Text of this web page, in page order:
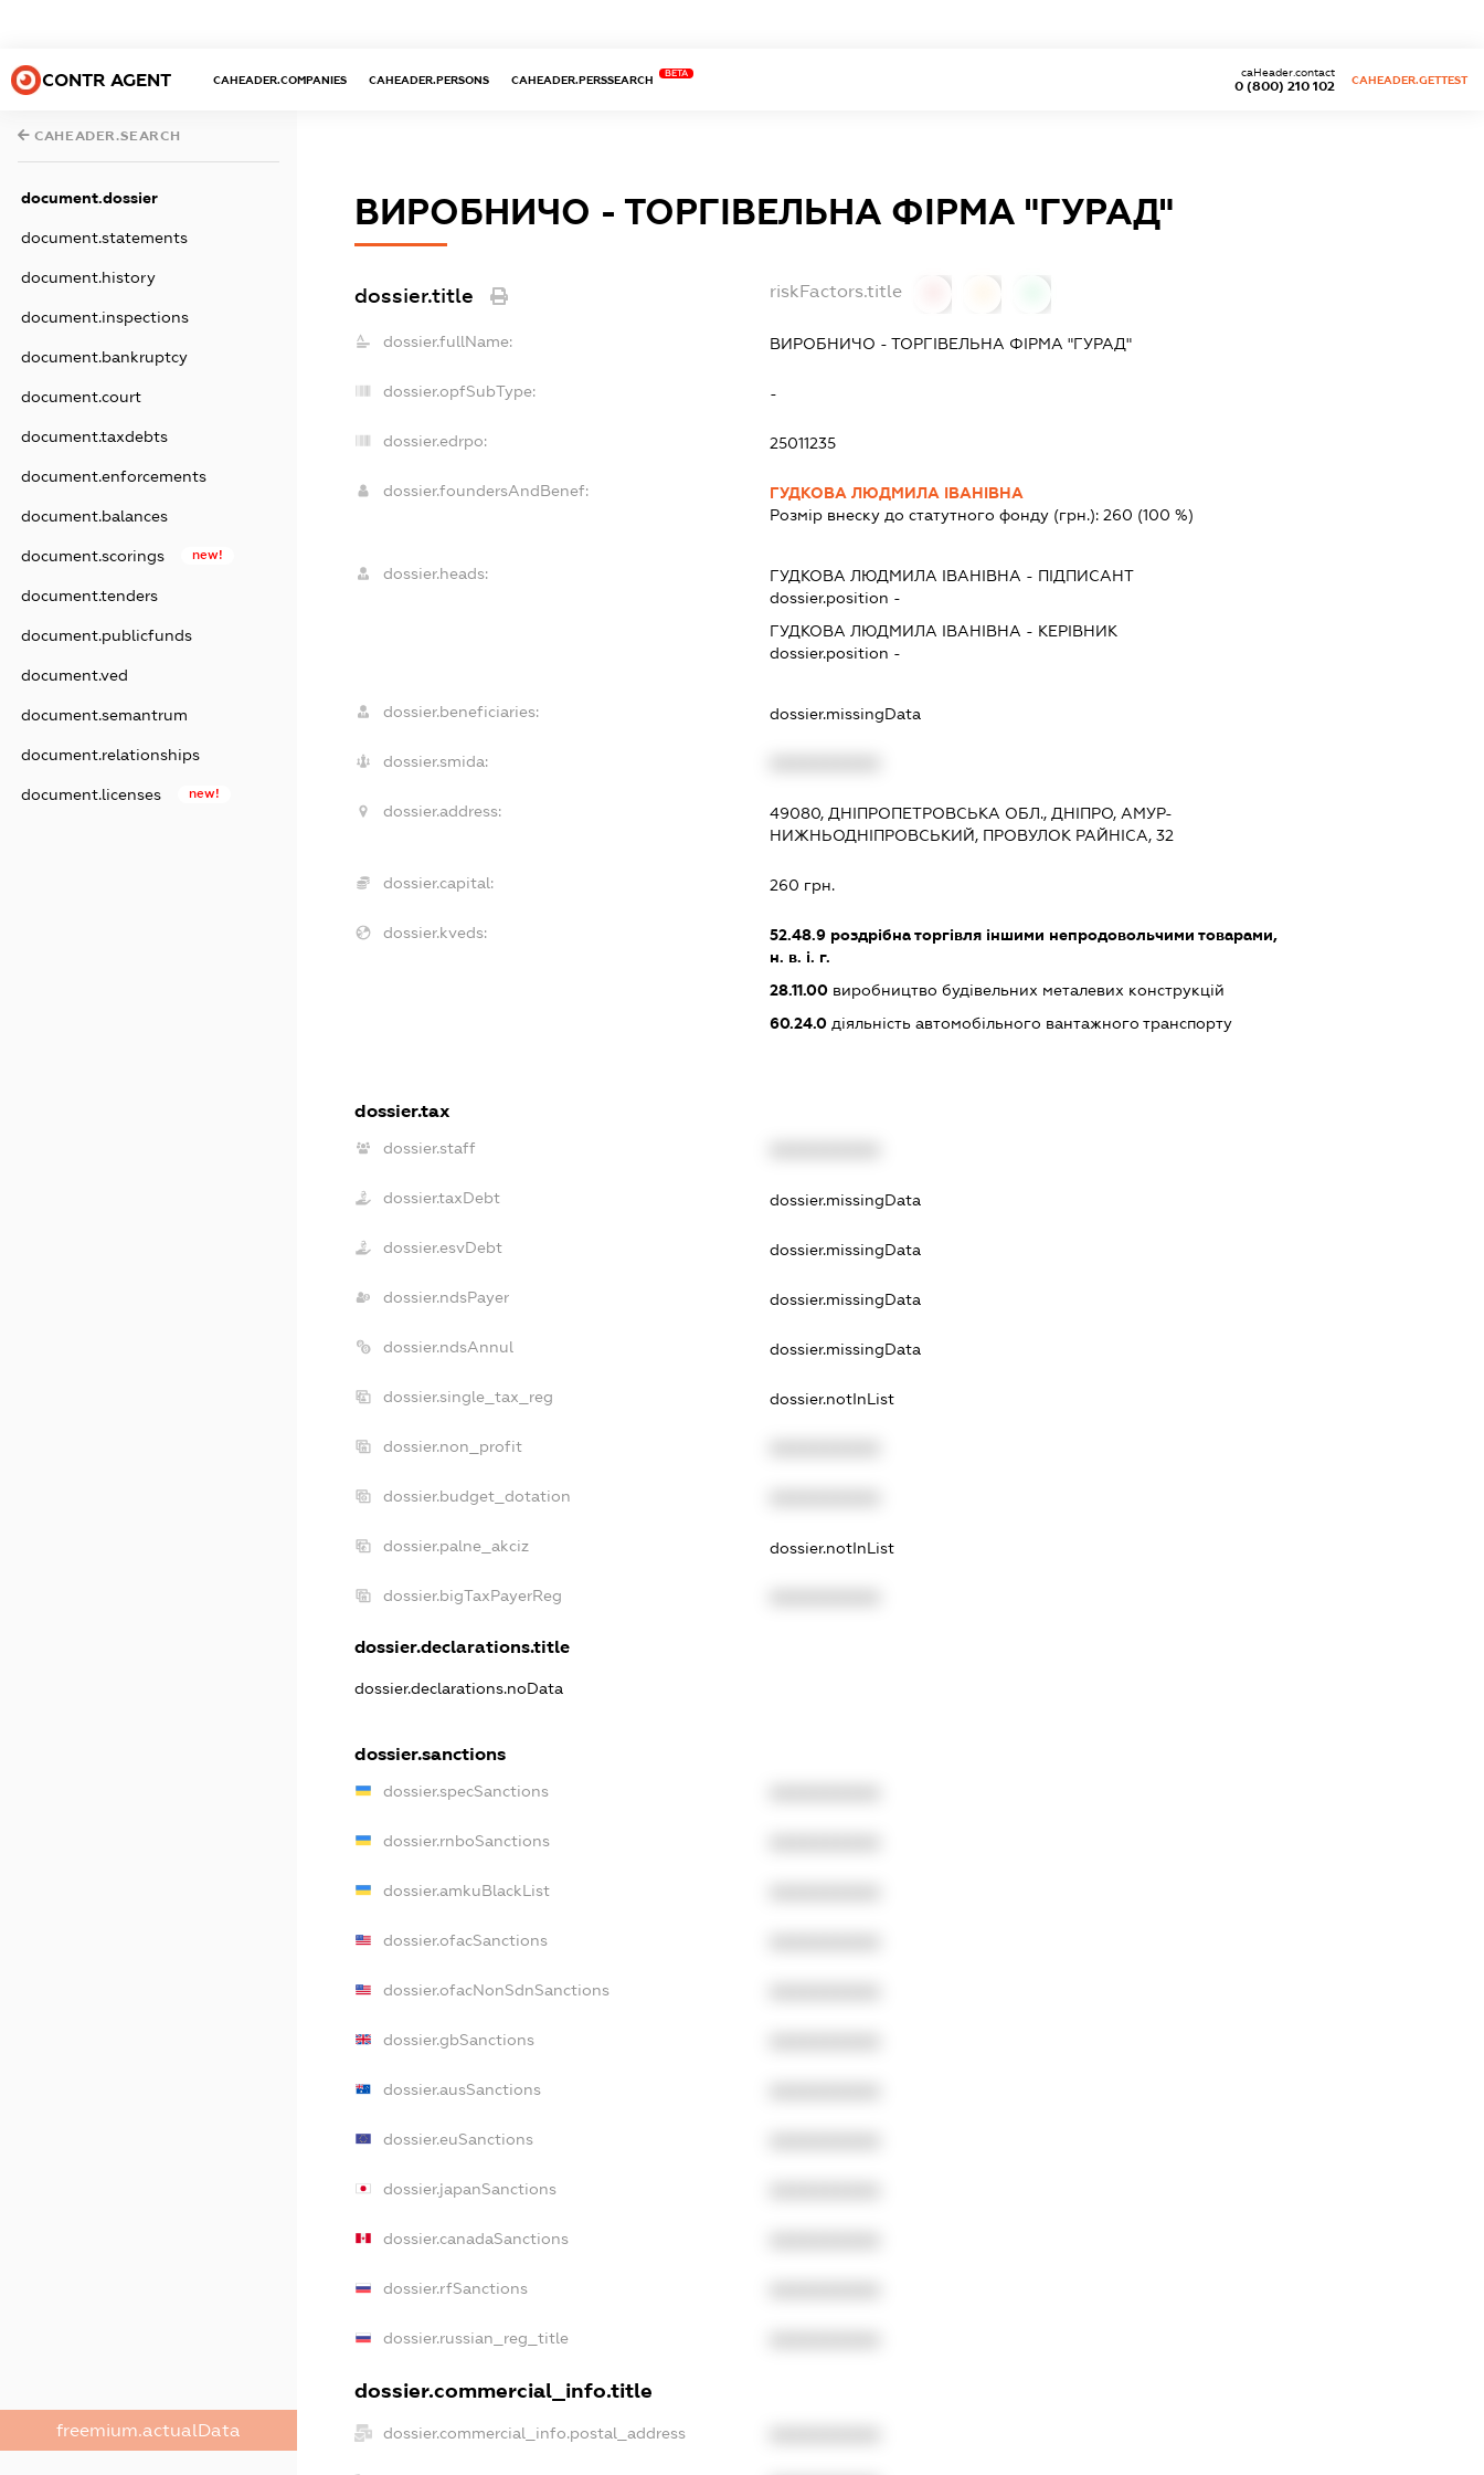
CONTR AGENT CAHEADER.COMPANIES CAHEADER.PERSONS CAHEADER.PERSSEARCH
BETA
0 (800) 210 102
caHeader.contact
CAHEADER.GETTEST
CAHEADER.SEARCH
document.dossier
document.statements
document.history
document.inspections
document.bankruptcy
document.court
document.taxdebts
document.enforcements
document.balances
document.scorings new!
document.tenders
document.publicfunds
document.ved
document.semantrum
document.relationships
document.licenses new!
freemium.actualData
ВИРОБНИЧО - ТОРГІВЕЛЬНА ФІРМА "ГУРАД"
dossier.title riskFactors.title
dossier.fullName: ВИРОБНИЧО - ТОРГІВЕЛЬНА ФІРМА "ГУРАД"
dossier.opfSubType: -
dossier.edrpo: 25011235
dossier.foundersAndBenef:
ГУДКОВА ЛЮДМИЛА ІВАНІВНА
Розмір внеску до статутного фонду (грн.):260 (100 %)
dossier.heads: ГУДКОВА ЛЮДМИЛА ІВАНІВНА - ПІДПИСАНТ
dossier.position -
ГУДКОВА ЛЮДМИЛА ІВАНІВНА - КЕРІВНИК
dossier.position -
dossier.beneficiaries: dossier.missingData
dossier.smida:
dossier.address:
49080, ДНІПРОПЕТРОВСЬКА ОБЛ., ДНІПРО, АМУР-
НИЖНЬОДНІПРОВСЬКИЙ, ПРОВУЛОК РАЙНІСА, 32
dossier.capital: 260 грн.
dossier.kveds: 52.48.9 роздрібна торгівля іншими непродовольчими товарами,
н. в. і. г.
28.11.00 виробництво будівельних металевих конструкцій
60.24.0 діяльність автомобільного вантажного транспорту
dossier.tax
dossier.staff
dossier.taxDebt dossier.missingData
dossier.esvDebt dossier.missingData
dossier.ndsPayer dossier.missingData
dossier.ndsAnnul dossier.missingData
dossier.single_tax_reg dossier.notInList
dossier.non_profit
dossier.budget_dotation
dossier.palne_akciz dossier.notInList
dossier.bigTaxPayerReg
dossier.declarations.title
dossier.declarations.noData
dossier.sanctions
dossier.specSanctions
dossier.rnboSanctions
dossier.amkuBlackList
dossier.ofacSanctions
dossier.ofacNonSdnSanctions
dossier.gbSanctions
dossier.ausSanctions
dossier.euSanctions
dossier.japanSanctions
dossier.canadaSanctions
dossier.rfSanctions
dossier.russian_reg_title
dossier.commercial_info.title
dossier.commercial_info.postal_address